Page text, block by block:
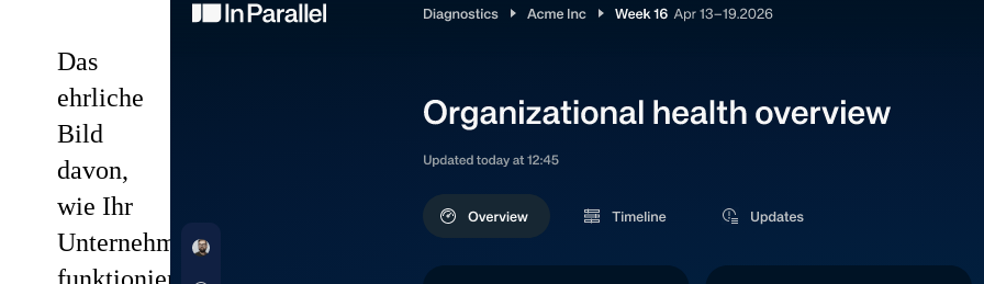
Das
ehrliche
Bild
davon,
wie Ihr
Unternehmen